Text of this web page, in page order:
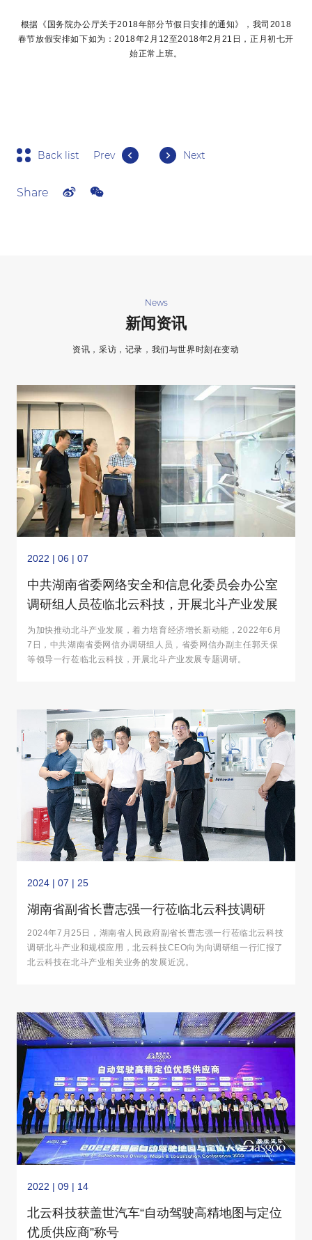
根据《国务院办公厅关于2018年部分节假日安排的通知》，我司2018
春节放假安排如下如为：2018年2月12至2018年2月21日，正月初七开
始正常上班。
Back list Prev Next
Share
News
新闻资讯
资讯，采访，记录，我们与世界时刻在变动
2022 | 06 | 07
中共湖南省委网络安全和信息化委员会办公室
调研组人员莅临北云科技，开展北斗产业发展
专题调研
为加快推动北斗产业发展，着力培育经济增长新动能，2022年6月
7日，中共湖南省委网信办调研组人员，省委网信办副主任郭天保
等领导一行莅临北云科技，开展北斗产业发展专题调研。
2024 | 07 | 25
湖南省副省长曹志强一行莅临北云科技调研
2024年7月25日，湖南省人民政府副省长曹志强一行莅临北云科技
调研北斗产业和规模应用，北云科技CEO向为向调研组一行汇报了
北云科技在北斗产业相关业务的发展近况。
2022 | 09 | 14
北云科技获盖世汽车“自动驾驶高精地图与定位
优质供应商”称号